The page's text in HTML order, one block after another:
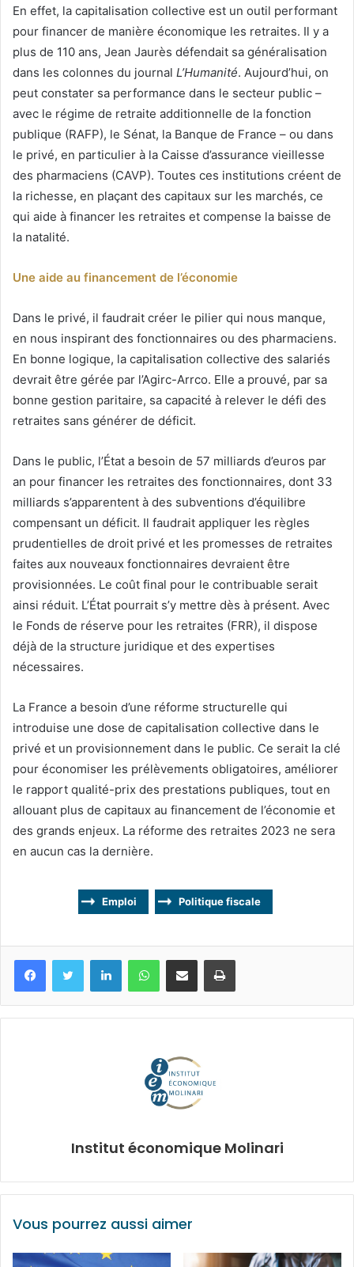
En effet, la capitalisation collective est un outil performant
pour financer de manière économique les retraites. Il y a
plus de 110 ans, Jean Jaurès défendait sa généralisation
dans les colonnes du journal L’Humanité. Aujourd’hui, on
peut constater sa performance dans le secteur public –
avec le régime de retraite additionnelle de la fonction
publique (RAFP), le Sénat, la Banque de France – ou dans
le privé, en particulier à la Caisse d’assurance vieillesse
des pharmaciens (CAVP). Toutes ces institutions créent de
la richesse, en plaçant des capitaux sur les marchés, ce
qui aide à financer les retraites et compense la baisse de
la natalité.
Une aide au financement de l’économie
Dans le privé, il faudrait créer le pilier qui nous manque,
en nous inspirant des fonctionnaires ou des pharmaciens.
En bonne logique, la capitalisation collective des salariés
devrait être gérée par l’Agirc-Arrco. Elle a prouvé, par sa
bonne gestion paritaire, sa capacité à relever le défi des
retraites sans générer de déficit.
Dans le public, l’État a besoin de 57 milliards d’euros par
an pour financer les retraites des fonctionnaires, dont 33
milliards s’apparentent à des subventions d’équilibre
compensant un déficit. Il faudrait appliquer les règles
prudentielles de droit privé et les promesses de retraites
faites aux nouveaux fonctionnaires devraient être
provisionnées. Le coût final pour le contribuable serait
ainsi réduit. L’État pourrait s’y mettre dès à présent. Avec
le Fonds de réserve pour les retraites (FRR), il dispose
déjà de la structure juridique et des expertises
nécessaires.
La France a besoin d’une réforme structurelle qui
introduise une dose de capitalisation collective dans le
privé et un provisionnement dans le public. Ce serait la clé
pour économiser les prélèvements obligatoires, améliorer
le rapport qualité-prix des prestations publiques, tout en
allouant plus de capitaux au financement de l’économie et
des grands enjeux. La réforme des retraites 2023 ne sera
en aucun cas la dernière.
Emploi Politique fiscale
FacebookTwitter LinkedinWhatsApp
Partagez par mail Imprimez
Institut économique Molinari
Vous pourrez aussi aimer